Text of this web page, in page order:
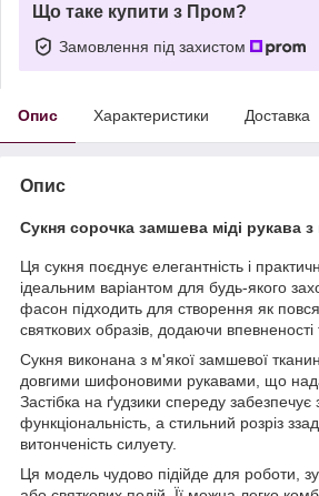
Що таке купити з Пром?
Замовлення під захистом
Опис Характеристики Доставка
Опис
Сукня сорочка замшева міді рукава
Ця сукня поєднує елегантність і
ідеальним варіантом для будь-якого
фасон підходить для створення як
святкових образів, додаючи
Сукня виконана з м'якої замшевої
довгими шифоновими рукавами, що
Застібка на ґудзики спереду забезпечує
функціональність, а стильний розріз
витонченість силуету.
Ця модель чудово підійде для роботи,